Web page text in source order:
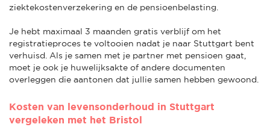
ziektekostenverzekering en de pensioenbelasting.
Je hebt maximaal 3 maanden gratis verblijf om het
registratieproces te voltooien nadat je naar Stuttgart bent
verhuisd. Als je samen met je partner met pensioen gaat,
moet je ook je huwelijksakte of andere documenten
overleggen die aantonen dat jullie samen hebben gewoond.
Kosten van levensonderhoud in Stuttgart
vergeleken met het Bristol